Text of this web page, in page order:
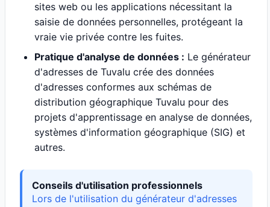
sites web ou les applications nécessitant la
saisie de données personnelles, protégeant la
vraie vie privée contre les fuites.
Pratique d'analyse de données : Le générateur
d'adresses de Tuvalu crée des données
d'adresses conformes aux schémas de
distribution géographique Tuvalu pour des
projets d'apprentissage en analyse de données,
systèmes d'information géographique (SIG) et
autres.
Conseils d'utilisation professionnels
Lors de l'utilisation du générateur d'adresses